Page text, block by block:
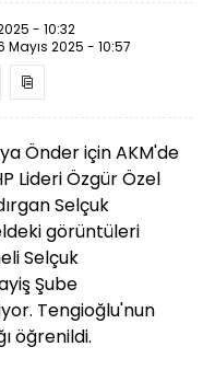
- 10:32
Mayıs 2025 - 10:57
Önder için AKM'de
Lideri Özgür Özel
Selçuk
görüntüleri
Selçuk
Şube
Tengioğlu'nun
öğrenildi.